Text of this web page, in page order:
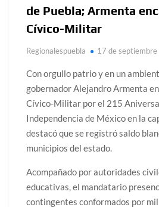
de Puebla; Armenta
Cívico-Militar
Regionalespuebla 17 de
Con orgullo patrio y en un
gobernador Alejandro Armenta
Cívico-Militar por el 215
Independencia de México en la
destacó que se registró saldo
municipios del estado.
Acompañado por autoridades
educativas, el mandatario
contingentes conformados por